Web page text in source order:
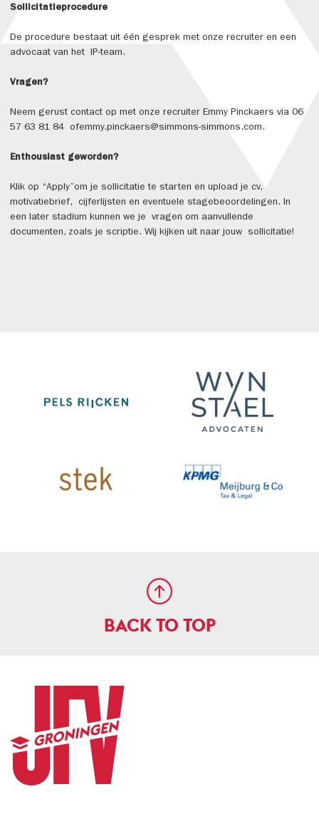
Sollicitatieprocedure
De procedure bestaat uit één gesprek met onze recruiter en een
advocaat van het IP-team.
Vragen?
Neem gerust contact op met onze recruiter Emmy Pinckaers via 06
57 63 81 84 ofemmy.pinckaers@simmons-simmons.com.
Enthousiast geworden?
Klik op “Apply”om je sollicitatie te starten en upload je cv,
motivatiebrief, cijferlijsten en eventuele stagebeoordelingen. In
een later stadium kunnen we je vragen om aanvullende
documenten, zoals je scriptie. Wij kijken uit naar jouw sollicitatie!
BACK TO TOP